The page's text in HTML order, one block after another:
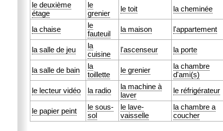
le deuxième
étage
le
grenier
le toit la cheminée
la chaise
le
fauteuil
la maison l'appartement
la salle de jeu
la
cuisine
l'ascenseur la porte
la salle de bain
la
toillette
le grenier
la chambre
d'ami(s)
le lecteur vidéo
la radio
la machine à
laver
le réfrigérateur
le papier peint
le sous-
sol
le lave-
vaisselle
la chambre a
coucher